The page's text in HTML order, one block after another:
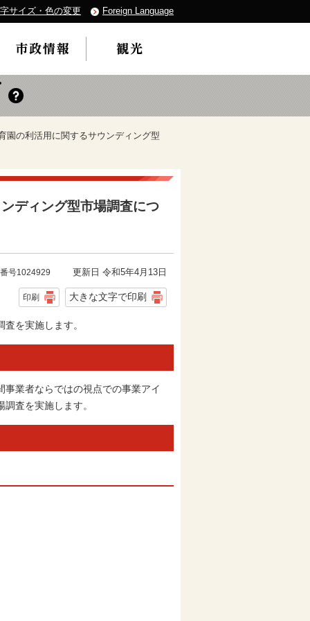
サイズ・色の変更 Foreign Language
園の利活用に関するサウンディング型
ディング型市場調査につ
号1024929 更新日 令和5年4月13日
印刷 大きな文字で印刷
を実施します。
業者ならではの視点での事業アイ
査を実施します。